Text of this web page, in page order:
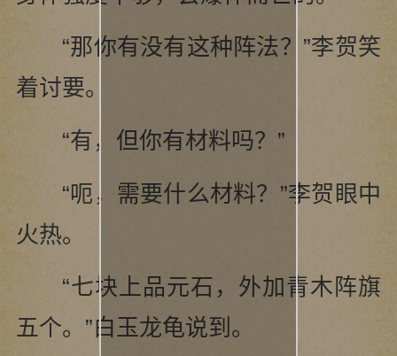
“那你有没有这种阵法？”李贺笑
着讨要。
“有，但你有材料吗？”
“呃，需要什么材料？”李贺眼中
火热。
“七块上品元石，外加青木阵旗
五个。”白玉龙龟说到。